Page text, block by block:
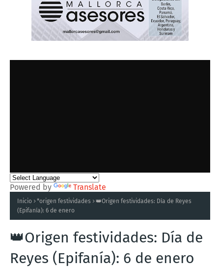
Powered by Translate
Inicio *origen festividades
👑Origen festividades: Día de Reyes
(Epifanía): 6 de enero
👑Origen festividades: Día de
Reyes (Epifanía): 6 de enero